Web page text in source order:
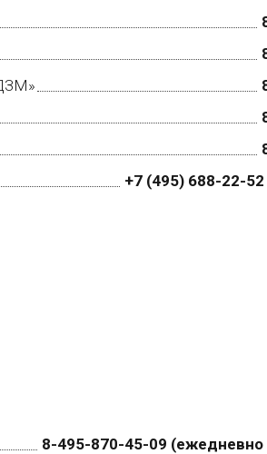
+7 (495) 688-22-
8-495-870-45-09 (ежедневно